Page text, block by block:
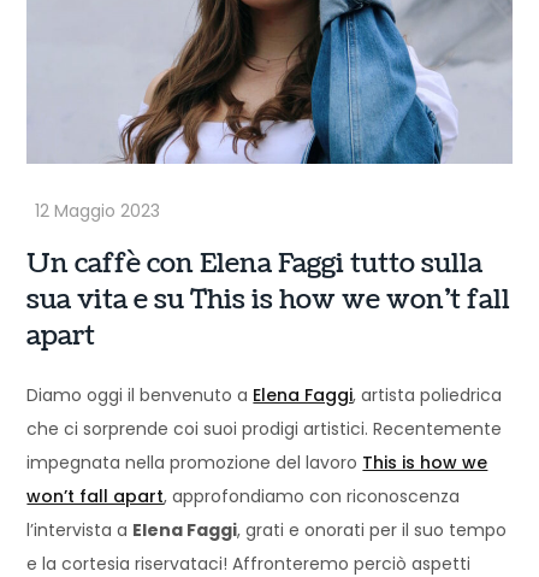
Un caffè con Elena Faggi tutto sulla
sua vita e su This is how we won’t fall
apart
Diamo oggi il benvenuto a Elena Faggi, artista poliedrica
che ci sorprende coi suoi prodigi artistici. Recentemente
impegnata nella promozione del lavoro This is how we
won’t fall apart, approfondiamo con riconoscenza
l’intervista a Elena Faggi, grati e onorati per il suo tempo
e la cortesia riservataci! Affronteremo perciò aspetti